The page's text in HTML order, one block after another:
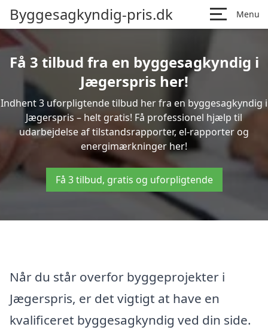
Byggesagkyndig-pris.dk Menu
Få 3 tilbud fra en byggesagkyndig i
Jægerspris her!
Indhent 3 uforpligtende tilbud her fra en byggesagkyndig i
Jægerspris – helt gratis! Få professionel hjælp til
udarbejdelse af tilstandsrapporter, el-rapporter og
energimærkninger her!
Få 3 tilbud, gratis og uforpligtende
Når du står overfor byggeprojekter i
Jægerspris, er det vigtigt at have en
kvalificeret byggesagkyndig ved din side.